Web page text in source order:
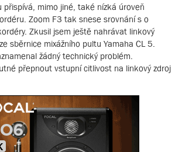
přispívá, mimo jiné, také nízká úroveň
Zoom F3 tak snese srovnání s o
Zkusil jsem ještě nahrávat linkový
sběrnice mixážního pultu Yamaha CL 5.
žádný technický problém.
přepnout vstupní citlivost na linkový zdroj